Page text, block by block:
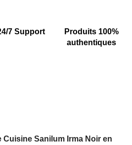
7 Support
Produits 100%
authentiques
Cuisine Sanilum Irma Noir en